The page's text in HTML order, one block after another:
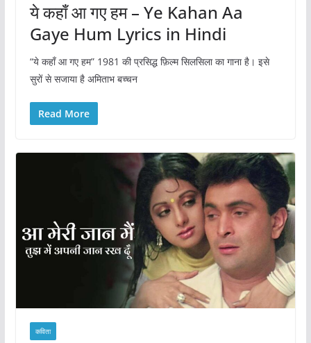
ये कहाँ आ गए हम – Ye Kahan Aa
Gaye Hum Lyrics in Hindi
“ये कहाँ आ गए हम” 1981 की प्रसिद्ध फ़िल्म सिलसिला का गाना है। इसे
सुरों से सजाया है अमिताभ बच्चन
Read More
कविता